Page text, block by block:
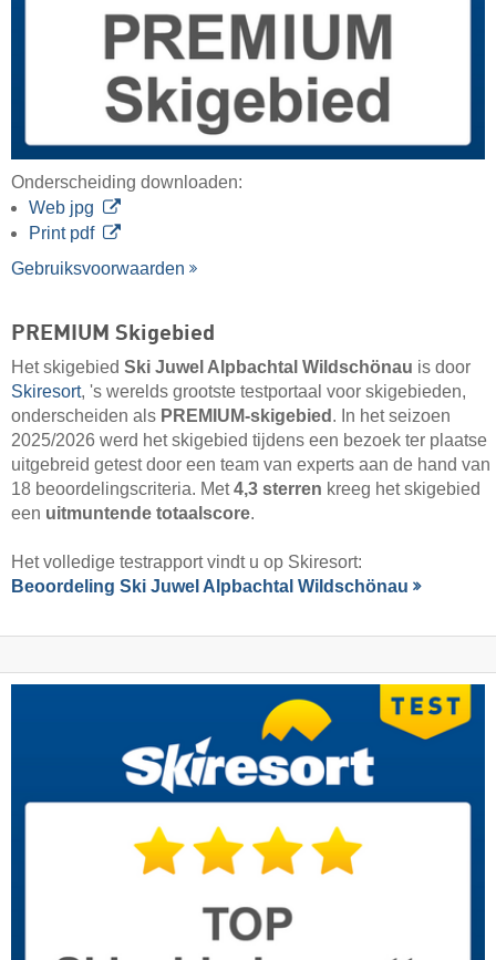
Onderscheiding downloaden:
Web jpg
Print pdf
Gebruiksvoorwaarden
PREMIUM Skigebied
Het skigebied Ski Juwel Alpbachtal Wildschönau is door
Skiresort, 's werelds grootste testportaal voor skigebieden,
onderscheiden als PREMIUM-skigebied . In het seizoen
2025/2026 werd het skigebied tijdens een bezoek ter plaatse
uitgebreid getest door een team van experts aan de hand van
18 beoordelingscriteria. Met4,3 sterren kreeg het skigebied
een uitmuntende totaalscore.
Het volledige testrapport vindt u op Skiresort:
Beoordeling Ski Juwel Alpbachtal Wildschönau